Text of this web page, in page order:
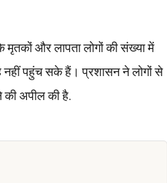
मृतकों और लापता लोगों की संख्या में
नहीं पहुंच सके हैं। प्रशासन ने लोगों से
अपील की है.